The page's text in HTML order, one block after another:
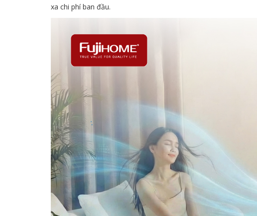
xa chi phí ban đầu.